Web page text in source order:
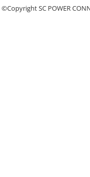
©Copyright SC POWER